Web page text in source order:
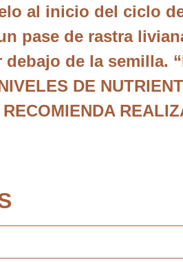
al inicio del ciclo
pase de rastra
de la semilla.
DE